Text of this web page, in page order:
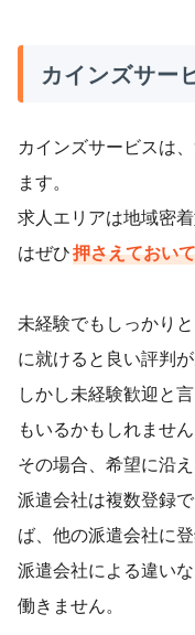
カインズサー
カインズサービスは
ます。
求人エリアは地域密
はぜひ押さえておい
未経験でもしっかり
に就けると良い評判が
しかし未経験歓迎と
もいるかもしれません
その場合、希望に沿
派遣会社は複数登録
ば、他の派遣会社に
派遣会社による違い
働きません。